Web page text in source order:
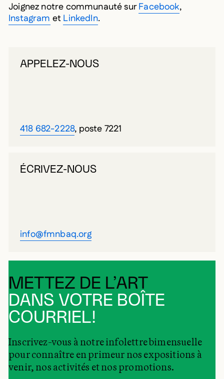
Joignez notre communauté surFacebook,
Instagram etLinkedIn.
APPELEZ-NOUS
418 682-2228, poste 7221
ÉCRIVEZ-NOUS
info@fmnbaq.org
METTEZ DE L’ART
DANS VOTRE BOÎTE
COURRIEL!
Inscrivez-vous à notre infolettre bimensuelle
pour connaître en primeur nos expositions à
venir, nos activités et nos promotions.